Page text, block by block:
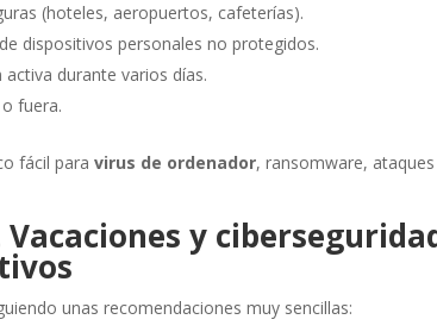
(hoteles, aeropuertos, cafeterías).
dispositivos personales no protegidos.
durante varios días.
fuera.
fácil paravirus de ordenador, ransomware,
y
unas recomendaciones muy sencillas: